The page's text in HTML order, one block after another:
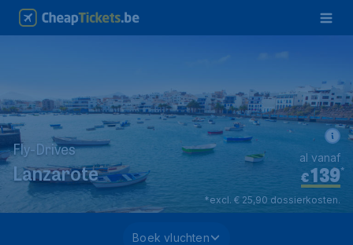
Fly-Drives
Lanzarote €139*
al vanaf
*excl. € 25,90 dossierkosten.
Boek vluchten